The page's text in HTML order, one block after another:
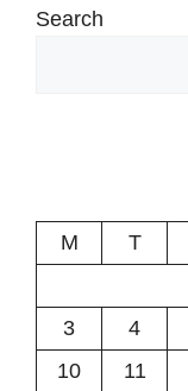
Search
M
T
3
4
10
11